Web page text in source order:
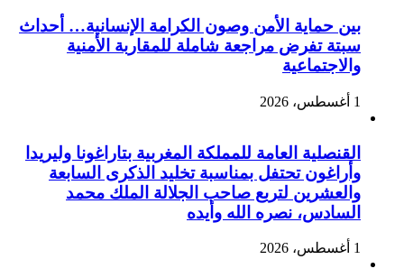
بين حماية الأمن وصون الكرامة الإنسانية… أحداث
سبتة تفرض مراجعة شاملة للمقاربة الأمنية
والاجتماعية
1 أغسطس، 2026
القنصلية العامة للمملكة المغربية بتاراغونا وليريدا
وأراغون تحتفل بمناسبة تخليد الذكرى السابعة
والعشرين لتربع صاحب الجلالة الملك محمد
السادس، نصره الله وأيده
1 أغسطس، 2026